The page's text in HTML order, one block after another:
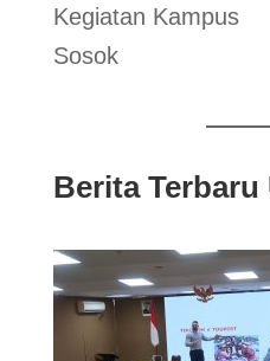
Kegiatan Kampus
Sosok
Berita